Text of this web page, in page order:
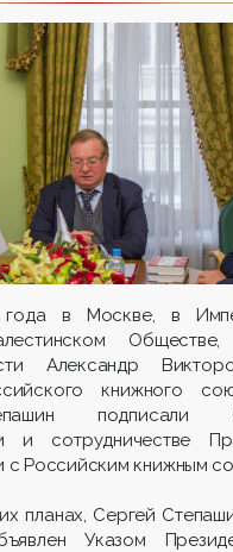
в Москве, в
Обществе,
Александр
книжного
подписали
и сотрудничестве
с Российским книжным
планах, Сергей
Указом